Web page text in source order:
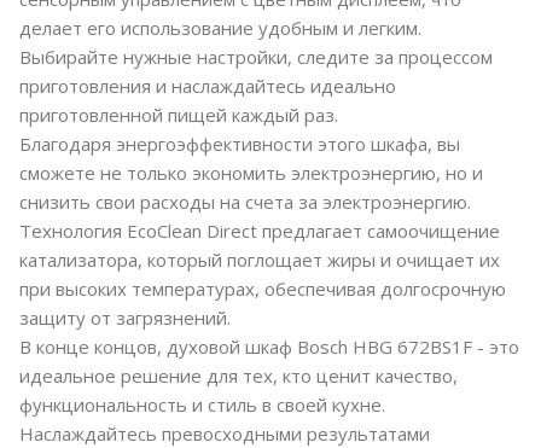
делает его использование удобным и легким.
Выбирайте нужные настройки, следите за процессом
приготовления и наслаждайтесь идеально
приготовленной пищей каждый раз.
Благодаря энергоэффективности этого шкафа, вы
сможете не только экономить электроэнергию, но и
снизить свои расходы на счета за электроэнергию.
Технология EcoClean Direct предлагает самоочищение
катализатора, который поглощает жиры и очищает их
при высоких температурах, обеспечивая долгосрочную
защиту от загрязнений.
В конце концов, духовой шкаф Bosch HBG 672BS1F - это
идеальное решение для тех, кто ценит качество,
функциональность и стиль в своей кухне.
Наслаждайтесь превосходными результатами